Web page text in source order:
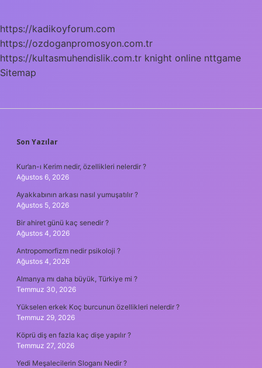
Mu
https://kadikoyforum.com
https://ozdoganpromosyon.com.tr
https://kultasmuhendislik.com.tr knight online nttgame
Sitemap
SIDEBAR
Son Yazılar
Kur’an-ı Kerim nedir, özellikleri nelerdir ?
Ağustos 6, 2026
Ayakkabının arkası nasıl yumuşatılır ?
Ağustos 5, 2026
Bir ahiret günü kaç senedir ?
Ağustos 4, 2026
Antropomorfizm nedir psikoloji ?
Ağustos 4, 2026
Almanya mı daha büyük, Türkiye mi ?
Temmuz 30, 2026
Yükselen erkek Koç burcunun özellikleri nelerdir ?
Temmuz 29, 2026
Köprü diş en fazla kaç dişe yapılır ?
Temmuz 27, 2026
Yedi Meşalecilerin Sloganı Nedir ?